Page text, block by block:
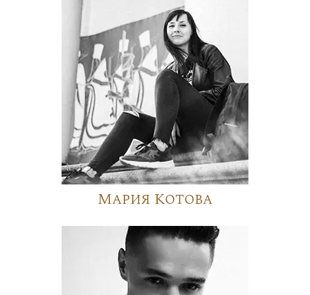
Мария Котова